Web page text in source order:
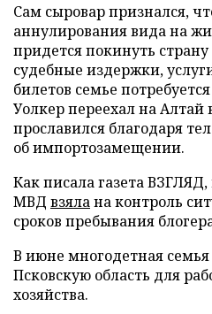
Сам сыровар признался,
аннулирования вида на
придется покинуть
судебные издержки,
билетов семье
Уолкер переехал на Алтай
прославился благодаря
об импортозамещении.
Как писала газета
МВД взялана контроль
сроков пребывания
В июне многодетная
Псковскую область для
хозяйства.